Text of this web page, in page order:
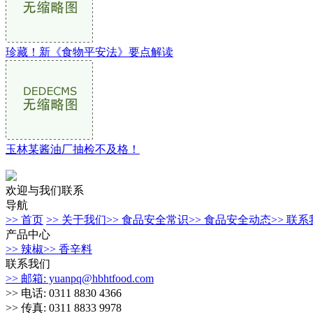
珍藏！新《食物平安法》要点解读
玉林某酱油厂抽检不及格！
欢迎与我们联系
导航
>> 首页 >> 关于我们>> 食品安全常识>> 食品安全动态>> 联系
产品中心
>> 辣椒>> 香辛料
联系我们
>> 邮箱: yuanpq@hbhtfood.com
>> 电话: 0311 8830 4366
>> 传真: 0311 8833 9978